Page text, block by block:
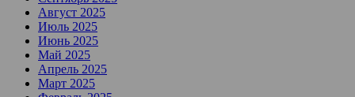
Август 2025
Июль 2025
Июнь 2025
Май 2025
Апрель 2025
Март 2025